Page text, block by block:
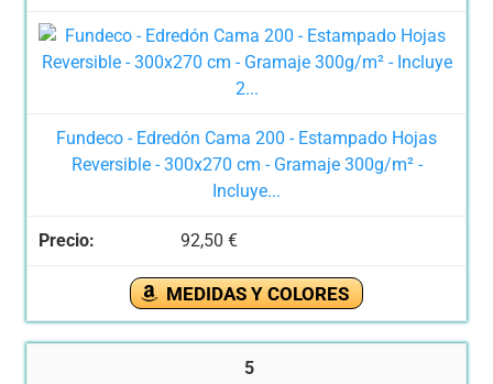
Fundeco - Edredón Cama 200 - Estampado Hojas
Reversible - 300x270 cm - Gramaje 300g/m² -
Incluye...
92,50 €
MEDIDAS Y COLORES
5